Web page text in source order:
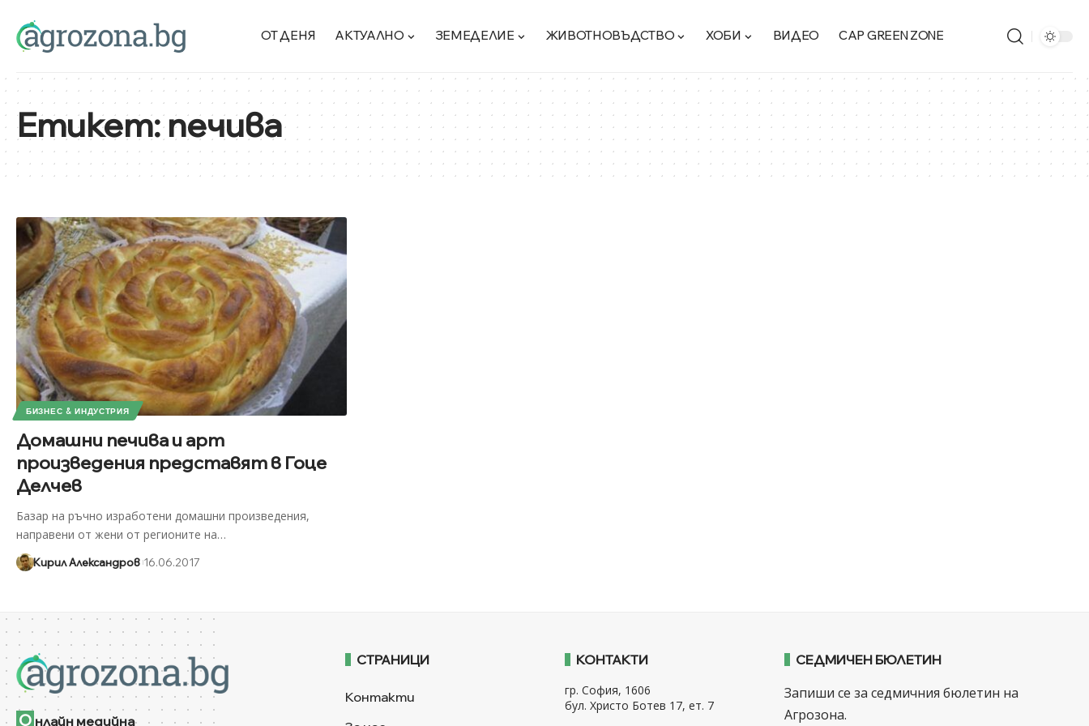
ОТ ДЕНЯ АКТУАЛНО ЗЕМЕДЕЛИЕ ЖИВОТНОВЪДСТВО ХОБИ ВИДЕО CAP GREEN ZONE
Етикет:печива
БИЗНЕС & ИНДУСТРИЯ
Домашни печива и арт
произведения представят в Гоце
Делчев
Базар на ръчно изработени домашни произведения,
направени от жени от регионите на…
Кирил Александров 16.06.2017
О нлайн медийна
СТРАНИЦИ
Контакти
КОНТАКТИ
гр. София, 1606
бул. Христо Ботев 17, ет. 7
СЕДМИЧЕН БЮЛЕТИН
Запиши се за седмичния бюлетин на
Агрозона.